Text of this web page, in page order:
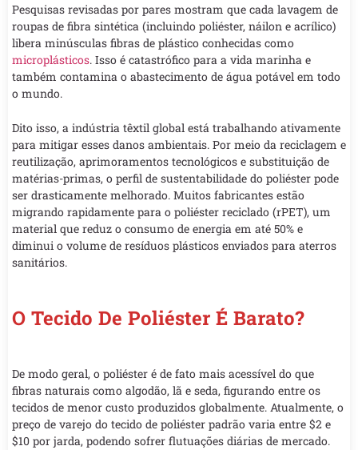
Pesquisas revisadas por pares mostram que cada lavagem de
roupas de fibra sintética (incluindo poliéster, náilon e acrílico)
libera minúsculas fibras de plástico conhecidas como
microplásticos. Isso é catastrófico para a vida marinha e
também contamina o abastecimento de água potável em todo
o mundo.
Dito isso, a indústria têxtil global está trabalhando ativamente
para mitigar esses danos ambientais. Por meio da reciclagem e
reutilização, aprimoramentos tecnológicos e substituição de
matérias-primas, o perfil de sustentabilidade do poliéster pode
ser drasticamente melhorado. Muitos fabricantes estão
migrando rapidamente para o poliéster reciclado (rPET), um
material que reduz o consumo de energia em até 50% e
diminui o volume de resíduos plásticos enviados para aterros
sanitários.
O Tecido De Poliéster É Barato?
De modo geral, o poliéster é de fato mais acessível do que
fibras naturais como algodão, lã e seda, figurando entre os
tecidos de menor custo produzidos globalmente. Atualmente, o
preço de varejo do tecido de poliéster padrão varia entre $2 e
$10 por jarda, podendo sofrer flutuações diárias de mercado.